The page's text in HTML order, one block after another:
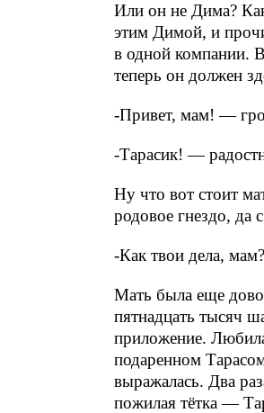
Или он не Дима?
этим Димой, и
в одной компании.
теперь он должен
-Привет, мам! —
-Тарасик! —
Ну что вот стоит
родовое гнездо, да
-Как твои дела, мам?
Мать была еще
пятнадцать тысяч
приложение.
подаренном
выражалась. Два
пожилая тётка —